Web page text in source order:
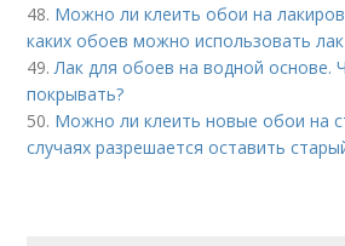
48. Можно ли клеить обои на
каких обоев можно использовать лак
49. Лак для обоев на водной основе.
покрывать?
50. Можно ли клеить новые обои на
случаях разрешается оставить